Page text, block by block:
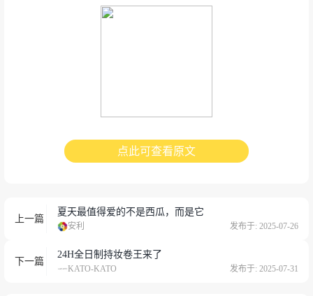
点此可查看原文
上一篇
夏天最值得爱的不是西瓜，而是它
安利 发布于: 2025-07-26
下一篇
24H全日制持妆卷王来了
KATO-KATO 发布于: 2025-07-31